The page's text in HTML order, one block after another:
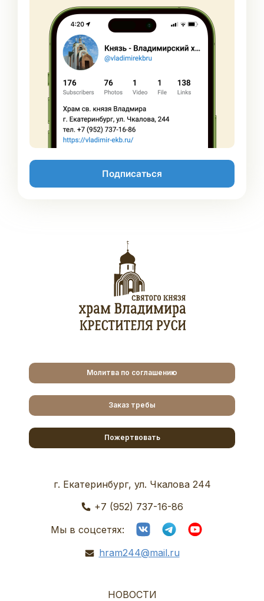
Подписаться
Молитва по соглашению
Заказ требы
Пожертвовать
г. Екатеринбург, ул. Чкалова 244
+7 (952) 737-16-86
Мы в соцсетях:
hram244@mail.ru
НОВОСТИ